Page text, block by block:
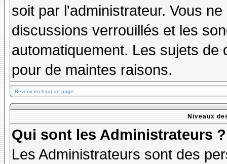
soit par l'administrateur. Vous
discussions verrouillés et les
automatiquement. Les sujets
pour de maintes raisons.
Revenir en haut de page
Niveaux
Qui sont les Administrateurs ?
Les Administrateurs sont des